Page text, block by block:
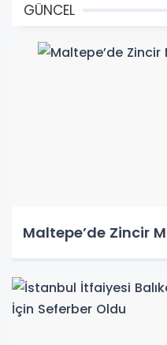
GÜNCEL
Maltepe’de Zincir